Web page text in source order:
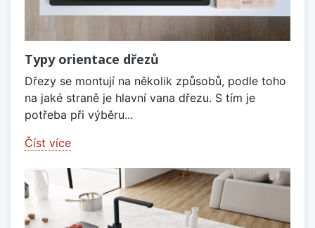
Typy orientace dřezů
Dřezy se montují na několik způsobů, podle toho
na jaké straně je hlavní vana dřezu. S tím je
potřeba při výběru...
Číst více